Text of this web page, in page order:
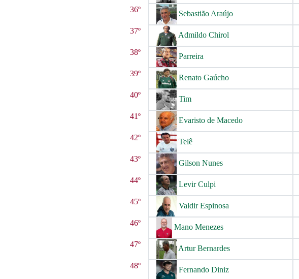
36º Sebastião Araújo
37º Admildo Chirol
38º Parreira
39º Renato Gaúcho
40º Tim
41º Evaristo de Macedo
42º Telê
43º Gilson Nunes
44º Levir Culpi
45º Valdir Espinosa
46º Mano Menezes
47º Artur Bernardes
48º Fernando Diniz